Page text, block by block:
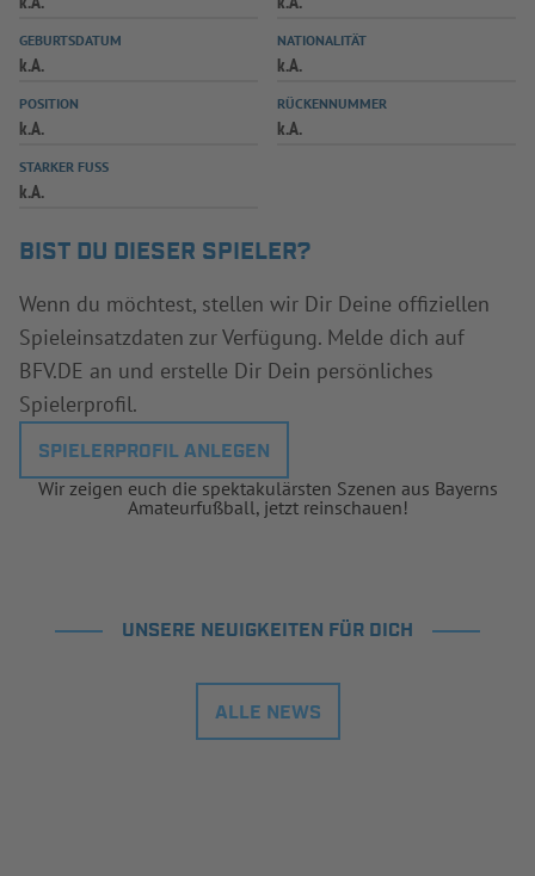
SPIELPLUS
GEBURTSDATUM
k.A.
NATIONALITÄT
k.A.
POSITION
k.A.
RÜCKENNUMMER
k.A.
STARKER FUSS
k.A.
BIST DU DIESER SPIELER?
Wenn du möchtest, stellen wir Dir Deine offiziellen
Spieleinsatzdaten zur Verfügung. Melde dich auf
BFV.DE an und erstelle Dir Dein persönliches
Spielerprofil.
SPIELERPROFIL ANLEGEN
Wir zeigen euch die spektakulärsten Szenen aus Bayerns
Amateurfußball, jetzt reinschauen!
UNSERE NEUIGKEITEN FÜR DICH
ALLE NEWS